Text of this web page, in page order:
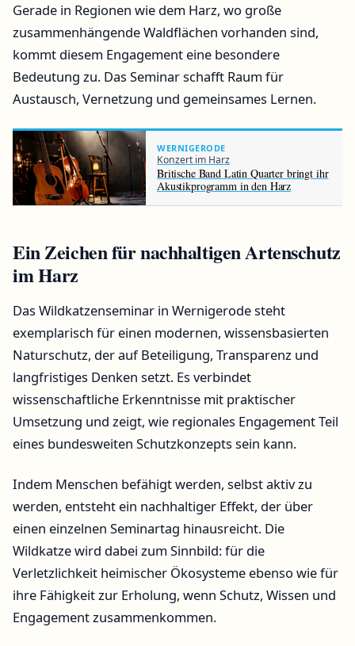
Gerade in Regionen wie dem Harz, wo große
zusammenhängende Waldflächen vorhanden sind,
kommt diesem Engagement eine besondere
Bedeutung zu. Das Seminar schafft Raum für
Austausch, Vernetzung und gemeinsames Lernen.
WERNIGERODE
Konzert im Harz
Britische Band Latin Quarter bringt ihr
Akustikprogramm in den Harz
Ein Zeichen für nachhaltigen Artenschutz
im Harz
Das Wildkatzenseminar in Wernigerode steht
exemplarisch für einen modernen, wissensbasierten
Naturschutz, der auf Beteiligung, Transparenz und
langfristiges Denken setzt. Es verbindet
wissenschaftliche Erkenntnisse mit praktischer
Umsetzung und zeigt, wie regionales Engagement Teil
eines bundesweiten Schutzkonzepts sein kann.
Indem Menschen befähigt werden, selbst aktiv zu
werden, entsteht ein nachhaltiger Effekt, der über
einen einzelnen Seminartag hinausreicht. Die
Wildkatze wird dabei zum Sinnbild: für die
Verletzlichkeit heimischer Ökosysteme ebenso wie für
ihre Fähigkeit zur Erholung, wenn Schutz, Wissen und
Engagement zusammenkommen.